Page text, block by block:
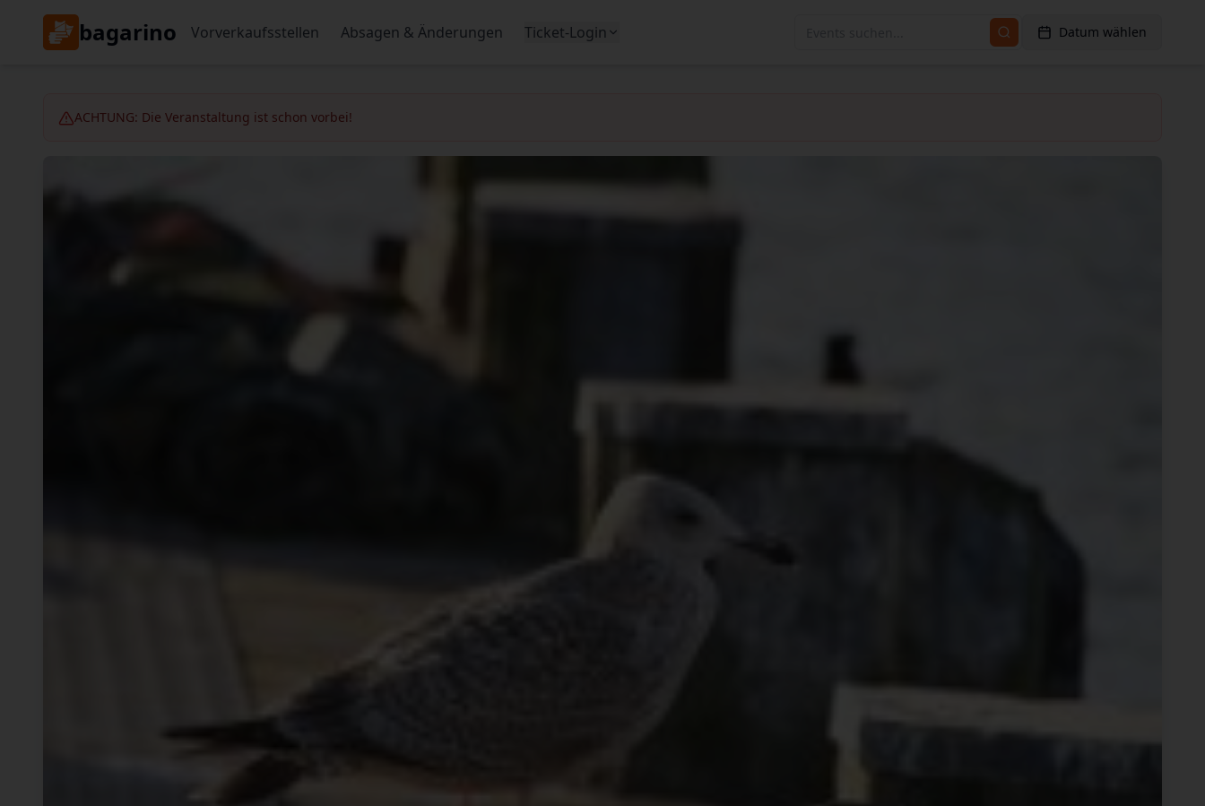
bagarino Vorverkaufsstellen Absagen & Änderungen Ticket-Login Datum wählen
ACHTUNG: Die Veranstaltung ist schon vorbei!